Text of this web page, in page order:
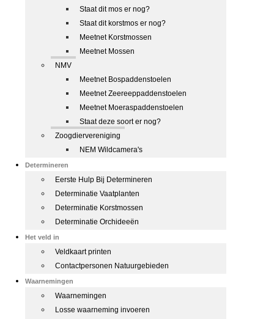
Staat dit mos er nog?
Staat dit korstmos er nog?
Meetnet Korstmossen
Meetnet Mossen
NMV
Meetnet Bospaddenstoelen
Meetnet Zeereeppaddenstoelen
Meetnet Moeraspaddenstoelen
Staat deze soort er nog?
Zoogdiervereniging
NEM Wildcamera's
Determineren
Eerste Hulp Bij Determineren
Determinatie Vaatplanten
Determinatie Korstmossen
Determinatie Orchideeën
Het veld in
Veldkaart printen
Contactpersonen Natuurgebieden
Waarnemingen
Waarnemingen
Losse waarneming invoeren